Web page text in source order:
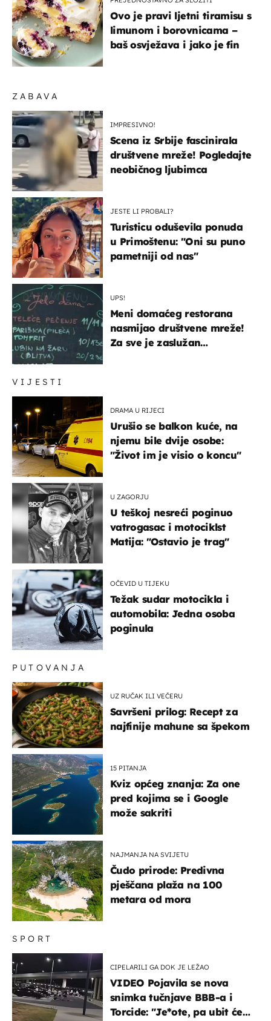
VIJESTI
DRAMA U RIJECI
Urušio se balkon kuće, na
njemu bile dvije osobe:
"Život im je visio o koncu"
U ZAGORJU
U teškoj nesreći poginuo
vatrogasac i motociklst
Matija: "Ostavio je trag"
OČEVID U TIJEKU
Težak sudar motocikla i
automobila: Jedna osoba
poginula
ZABAVA
IMPRESIVNO!
Scena iz Srbije fascinirala
društvene mreže! Pogledajte
neobičnog ljubimca
JESTE LI PROBALI?
Turisticu oduševila ponuda
u Primoštenu: "Oni su puno
pametniji od nas"
UPS!
Meni domaćeg restorana
nasmijao društvene mreže!
Za sve je zaslužan
SPORT
CIPELARILI GA DOK JE LEŽAO
VIDEO Pojavila se nova
snimka tučnjave BBB-a i
Torcide: "Je*ote, pa ubit će
PUTOVANJA
UZ RUČAK ILI VEČERU
Savršeni prilog: Recept za
najfinije mahune sa špekom
15 PITANJA
Kviz općeg znanja: Za one
pred kojima se i Google
može sakriti
NAJMANJA NA SVIJETU
Čudo prirode: Predivna
pješčana plaža na 100
metara od mora
Ovo je pravi ljetni tiramisu s
limunom i borovnicama –
baš osvježava i jako je fin